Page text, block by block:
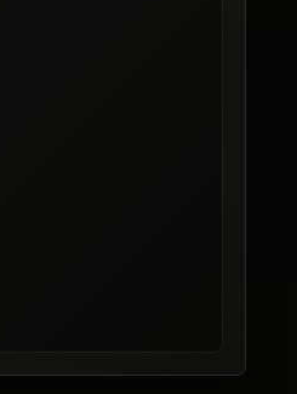
る場合があります